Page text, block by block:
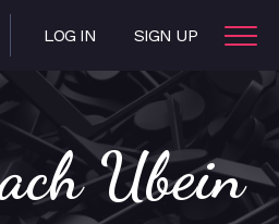
LOG IN SIGN UP
Ubein